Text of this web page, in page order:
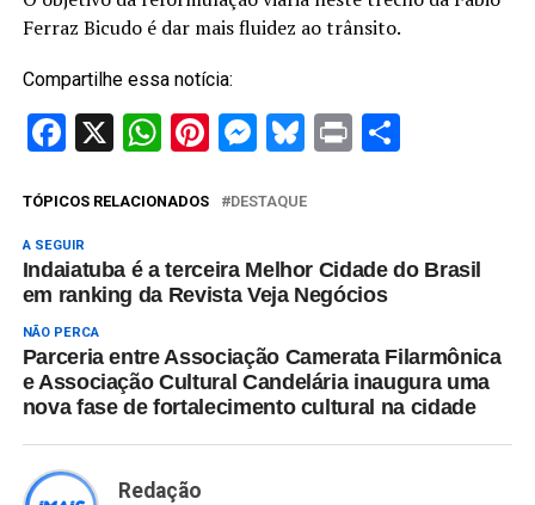
Ferraz Bicudo é dar mais fluidez ao trânsito.
Compartilhe essa notícia:
Facebook
X WhatsApp
Pinterest
Messenger
Bluesky
PrintShare
TÓPICOS RELACIONADOS DESTAQUE
A SEGUIR
Indaiatuba é a terceira Melhor Cidade do Brasil
em ranking da Revista Veja Negócios
NÃO PERCA
Parceria entre Associação Camerata Filarmônica
e Associação Cultural Candelária inaugura uma
nova fase de fortalecimento cultural na cidade
Redação